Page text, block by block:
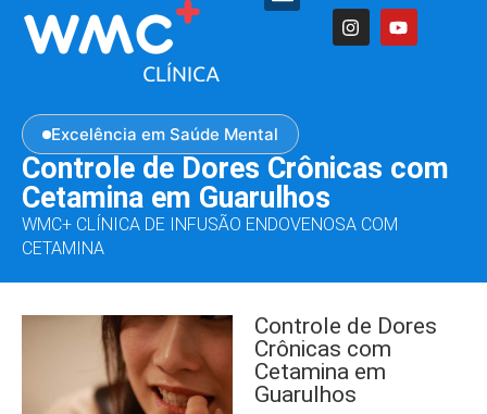
Excelência em Saúde Mental
Controle de Dores Crônicas com
Cetamina em Guarulhos
WMC+ CLÍNICA DE INFUSÃO ENDOVENOSA COM
CETAMINA
Controle de Dores
Crônicas com
Cetamina em
Guarulhos